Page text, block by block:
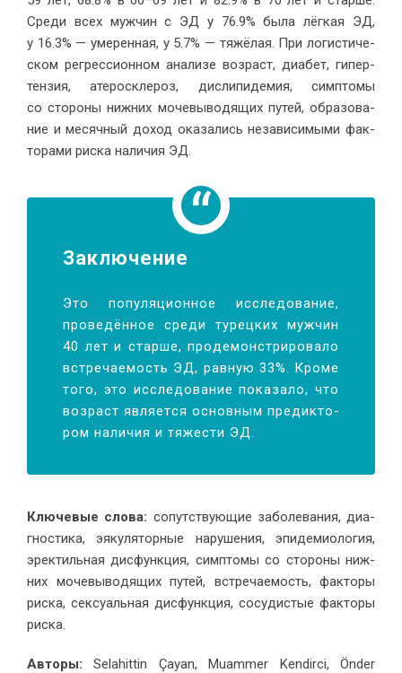
Сре­ди всех муж­чин с ЭД у 76.9% бы­ла лёг­кая ЭД,
у 16.3% — уме­рен­ная, у 5.7% — тя­жё­лая. При ло­ги­сти­че­
ском ре­грес­си­он­ном ана­ли­зе воз­раст, диа­бет, ги­пер­
тен­зия, ате­ро­скле­роз, дис­ли­пи­де­мия, симп­то­мы
со сто­ро­ны ниж­них мо­че­вы­во­дя­щих пу­тей, об­ра­зо­ва­
ние и ме­сяч­ный до­ход ока­за­лись неза­ви­си­мы­ми фак­
то­ра­ми рис­ка на­ли­чия ЭД.
За­клю­чение
Это по­пуля­ци­он­ное ис­сле­до­ва­ние,
про­ве­дён­ное сре­ди ту­рец­ких муж­чин
40 лет и стар­ше, про­де­мон­стри­ро­ва­ло
встре­ча­е­мость ЭД, рав­ную 33%. Кро­ме
то­го, это ис­сле­до­ва­ние по­ка­за­ло, что
воз­раст яв­ля­ет­ся ос­нов­ным пре­дик­то­
ром на­ли­чия и тя­же­сти ЭД.
Клю­че­вые сло­ва: со­пут­ству­ю­щие за­боле­ва­ния, ди­а­
гно­сти­ка, эяку­ля­тор­ные на­ру­ше­ния, эпи­де­мио­ло­гия,
эрек­тиль­ная дис­функ­ция, симп­то­мы со сто­ро­ны ниж­
них мо­че­вы­во­дя­щих пу­тей, встре­ча­е­мость, фак­то­ры
рис­ка, сек­су­аль­ная дис­функ­ция, со­су­ди­стые фак­то­ры
риска.
Авторы: Selahittin Çayan, Muammer Kendirci, Önder